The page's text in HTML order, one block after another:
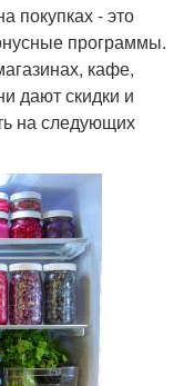
покупках - это
программы.
кафе,
дают скидки и
на следующих